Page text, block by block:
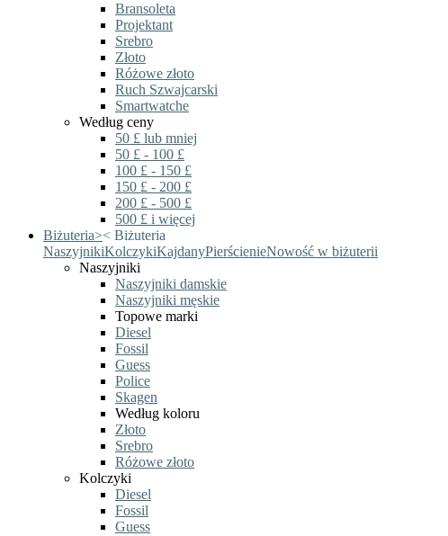
Bransoleta
Projektant
Srebro
Złoto
Różowe złoto
Ruch Szwajcarski
Smartwatche
Według ceny
50 £ lub mniej
50 £ - 100 £
100 £ - 150 £
150 £ - 200 £
200 £ - 500 £
500 £ i więcej
Biżuteria>< Biżuteria
NaszyjnikiKolczykiKajdanyPierścienieNowość w biżuterii
Naszyjniki
Naszyjniki damskie
Naszyjniki męskie
Topowe marki
Diesel
Fossil
Guess
Police
Skagen
Według koloru
Złoto
Srebro
Różowe złoto
Kolczyki
Diesel
Fossil
Guess